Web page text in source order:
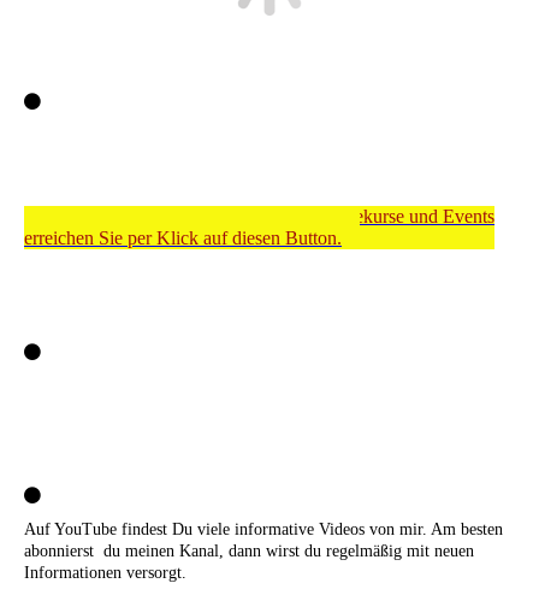
Meinen Shop für Dienstleistungen, Onlinekurse und Events
erreichen Sie per Klick auf diesen Button.
Auf YouTube findest Du viele informative Videos von mir. Am besten
abonnierst du meinen Kanal, dann wirst du regelmäßig mit neuen
Informationen versorgt.